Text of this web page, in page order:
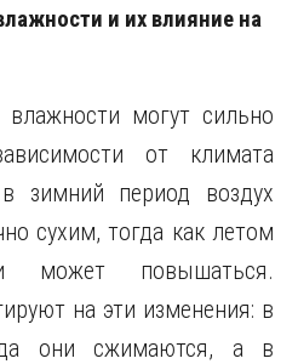
и их влияние на
могут сильно
от климата
зимний период воздух
сухим, тогда как летом
может повышаться.
на эти изменения: в
они сжимаются, а в